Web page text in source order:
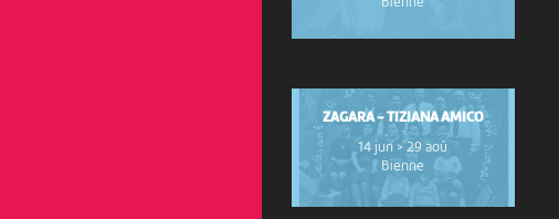
ZAGARA - TIZIANA AMICO
14 jun > 29 aoû
Bienne